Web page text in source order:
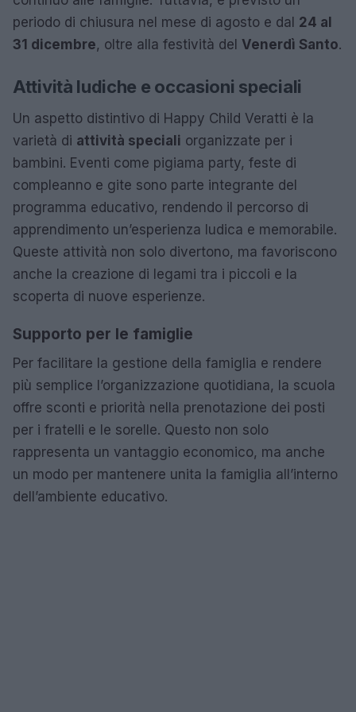
periodo di chiusura nel mese di agosto e dal 24 al
31 dicembre, oltre alla festività del Venerdì Santo.
Attività ludiche e occasioni speciali
Un aspetto distintivo di Happy Child Veratti è la
varietà di attività speciali organizzate per i
bambini. Eventi come pigiama party, feste di
compleanno e gite sono parte integrante del
programma educativo, rendendo il percorso di
apprendimento un’esperienza ludica e memorabile.
Queste attività non solo divertono, ma favoriscono
anche la creazione di legami tra i piccoli e la
scoperta di nuove esperienze.
Supporto per le famiglie
Per facilitare la gestione della famiglia e rendere
più semplice l’organizzazione quotidiana, la scuola
offre sconti e priorità nella prenotazione dei posti
per i fratelli e le sorelle. Questo non solo
rappresenta un vantaggio economico, ma anche
un modo per mantenere unita la famiglia all’interno
dell’ambiente educativo.